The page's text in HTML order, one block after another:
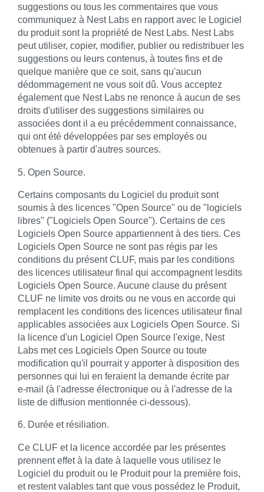
suggestions ou tous les commentaires que vous
communiquez à Nest Labs en rapport avec le Logiciel
du produit sont la propriété de Nest Labs. Nest Labs
peut utiliser, copier, modifier, publier ou redistribuer les
suggestions ou leurs contenus, à toutes fins et de
quelque manière que ce soit, sans qu'aucun
dédommagement ne vous soit dû. Vous acceptez
également que Nest Labs ne renonce à aucun de ses
droits d'utiliser des suggestions similaires ou
associées dont il a eu précédemment connaissance,
qui ont été développées par ses employés ou
obtenues à partir d'autres sources.
5. Open Source.
Certains composants du Logiciel du produit sont
soumis à des licences "Open Source" ou de "logiciels
libres" ("Logiciels Open Source"). Certains de ces
Logiciels Open Source appartiennent à des tiers. Ces
Logiciels Open Source ne sont pas régis par les
conditions du présent CLUF, mais par les conditions
des licences utilisateur final qui accompagnent lesdits
Logiciels Open Source. Aucune clause du présent
CLUF ne limite vos droits ou ne vous en accorde qui
remplacent les conditions des licences utilisateur final
applicables associées aux Logiciels Open Source. Si
la licence d'un Logiciel Open Source l'exige, Nest
Labs met ces Logiciels Open Source ou toute
modification qu'il pourrait y apporter à disposition des
personnes qui lui en feraient la demande écrite par
e‑mail (à l'adresse électronique ou à l'adresse de la
liste de diffusion mentionnée ci-dessous).
6. Durée et résiliation.
Ce CLUF et la licence accordée par les présentes
prennent effet à la date à laquelle vous utilisez le
Logiciel du produit ou le Produit pour la première fois,
et restent valables tant que vous possédez le Produit,